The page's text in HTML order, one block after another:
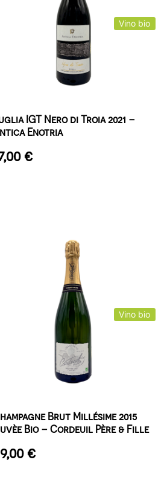
Vino bio
IGT Nero di Troia 2021 –
Enotria
€
Vino bio
Brut Millésime 2015
Bio – Cordeuil Père & Fille
€